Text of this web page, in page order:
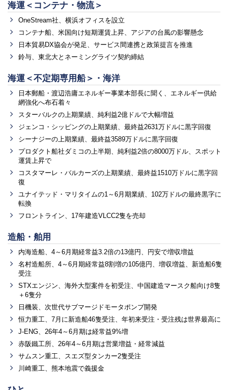
海運＜コンテナ・物流＞
OneStream社、横浜オフィスを設立
コンテナ船、米国向け短期運賃上昇、アジアの台風の影響懸念
日本貿易DX協会が発足、サービス間連携と政策提言を推進
鈴与、東北大とネーミングライツ契約締結
海運＜不定期専用船＞・海洋
日本郵船・渡辺浩庸エネルギー事業本部長に聞く、エネルギー供給
網強化へ布石着々
スターバルクの上期業績、純利益2億ドルで大幅増益
ジェンコ・シッピングの上期業績、最終益2631万ドルに黒字回復
シーナジーの上期業績、最終益3589万ドルに黒字回復
プロダクト船社ダミコの上半期、純利益2倍の8000万ドル、スポット
運賃上昇で
コスタマーレ・バルカーズの上期業績、最終益1510万ドルに黒字回
復
ユナイテッド・マリタイムの1～6月期業績、102万ドルの最終黒字に
転換
フロントライン、17年建造VLCC2隻を売却
造船・舶用
内海造船、4～6月期経常益3.2倍の13億円、円安で増収増益
名村造船所、4～6月期経常益8割増の105億円、増収増益、新造船6隻
受注
STXエンジン、海外大型案件を初受注、中国建造マースク船向け8隻
＋6隻分
日機装、次世代サブマージドモータポンプ開発
恒力重工、7月に新造船46隻受注、年初来受注・受注残は世界最高に
J-ENG、26年4～6月期は経常益9%増
赤阪鐵工所、26年4～6月期は営業増益・経常減益
サムスン重工、スエズ型タンカー2隻受注
川崎重工、熊本地震で義援金